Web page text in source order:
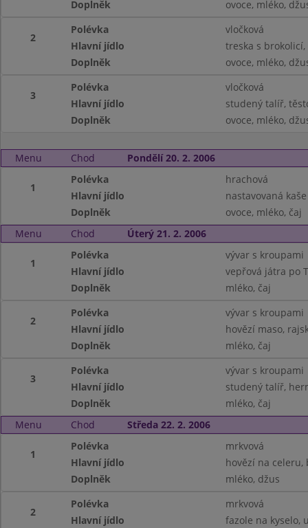
Doplněk
ovoce, mléko,
2
Polévka
vločková
Hlavní jídlo
treska s
Doplněk
ovoce, mléko,
3
Polévka
vločková
Hlavní jídlo
studený talíř,
Doplněk
ovoce, mléko,
Menu Chod Pondělí 20. 2. 2006
1
Polévka
hrachová
Hlavní jídlo
nastavovaná
Doplněk
ovoce, mléko, čaj
Menu
Chod Úterý 21. 2. 2006
1
Polévka
vývar s kroupami
Hlavní jídlo
vepřová játra po
Doplněk
mléko, čaj
2
Polévka
vývar s kroupami
Hlavní jídlo
hovězí maso,
Doplněk
mléko, čaj
3
Polévka
vývar s kroupami
Hlavní jídlo
studený talíř,
Doplněk
mléko, čaj
Menu
Chod Středa 22. 2. 2006
1
Polévka
mrkvová
Hlavní jídlo
hovězí na
Doplněk
mléko, džus
2
Polévka
mrkvová
Hlavní jídlo
fazole na kyselo,